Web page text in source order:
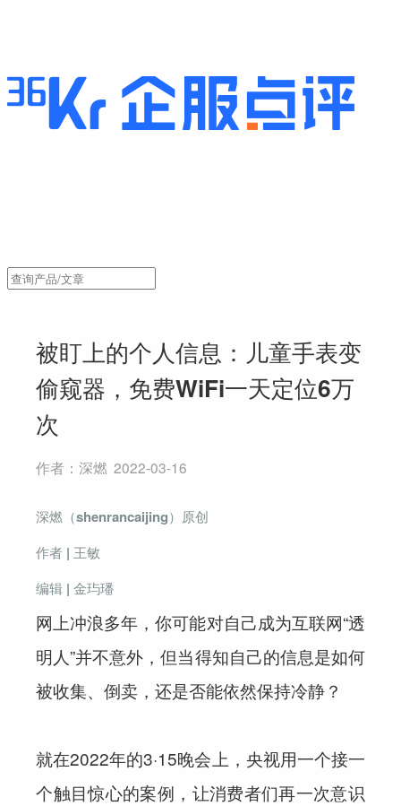
被盯上的个人信息：儿童手表变
偷窥器，免费WiFi一天定位6万
次
作者：深燃 2022-03-16
深燃（shenrancaijing）原创
作者 | 王敏
编辑 | 金玙璠
网上冲浪多年，你可能对自己成为互联网“透
明人”并不意外，但当得知自己的信息是如何
被收集、倒卖，还是否能依然保持冷静？
就在2022年的3·15晚会上，央视用一个接一
个触目惊心的案例，让消费者们再一次意识